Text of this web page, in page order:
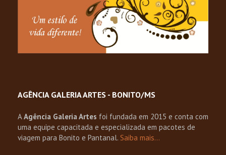
AGÊNCIA GALERIA ARTES - BONITO/MS
AAgência Galeria Artes foi fundada em 2015 e conta com
uma equipe capacitada e especializada em pacotes de
viagem para Bonito e Pantanal. Saiba mais…